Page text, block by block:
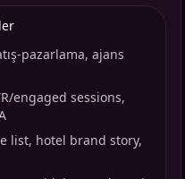
pazarlama, ajans
engaged sessions,
list, hotel brand story,